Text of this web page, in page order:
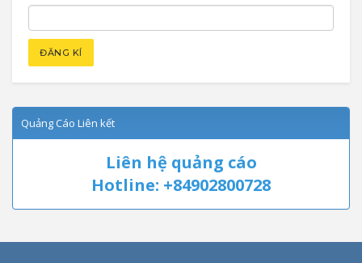
Quảng Cáo Liên kết
Liên hệ quảng cáo
Hotline: +84902800728